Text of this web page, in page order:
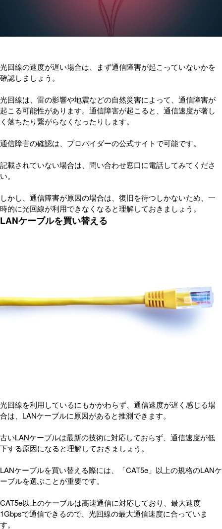
光回線の速度が遅い場合は、まず通信障害が起こっていないかを
確認しましょう。
光回線は、雷の影響や地震などの自然災害によって、通信障害が
起こる可能性があります。通信障害が起こると、通信速度が著し
く落ちたり繋がらなくなったりします。
通信障害の確認は、プロバイダーの公式サイトで可能です。
記載されていない場合は、問い合わせ窓口に電話してみてくださ
い。
しかし、通信障害が原因の場合は、復旧を待つしかないため、一
時的に光回線が利用できなくなると理解しておきましょう。
LANケーブルを買い替える
光回線を利用しているにもかかわらず、通信速度が遅く感じる場
合は、LANケーブルに原因があると推測できます。
古いLANケーブルは最新の技術に対応しておらず、通信速度が低
下する原因になると理解しておきましょう。
LANケーブルを買い替える際には、「CAT5e」以上の規格のLANケ
ーブルを選ぶことが重要です。
CAT5e以上のケーブルは高速通信に対応しており、最大速度
1Gbpsで通信できるので、光回線の最大通信速度に合っていま
す。